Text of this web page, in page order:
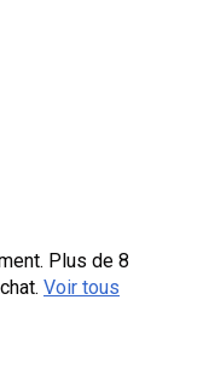
Plus de 8
Voir tous